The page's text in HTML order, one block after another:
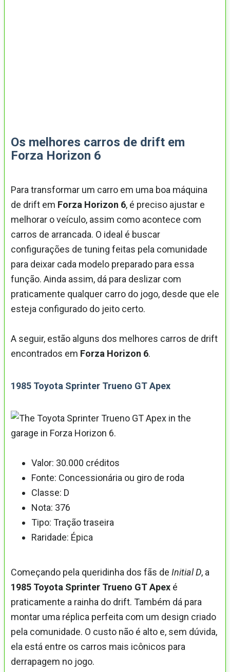
Os melhores carros de drift em
Forza Horizon 6
Para transformar um carro em uma boa máquina
de drift em Forza Horizon 6, é preciso ajustar e
melhorar o veículo, assim como acontece com
carros de arrancada. O ideal é buscar
configurações de tuning feitas pela comunidade
para deixar cada modelo preparado para essa
função. Ainda assim, dá para deslizar com
praticamente qualquer carro do jogo, desde que ele
esteja configurado do jeito certo.
A seguir, estão alguns dos melhores carros de drift
encontrados em Forza Horizon 6.
1985 Toyota Sprinter Trueno GT Apex
Valor: 30.000 créditos
Fonte: Concessionária ou giro de roda
Classe: D
Nota: 376
Tipo: Tração traseira
Raridade: Épica
Começando pela queridinha dos fãs de Initial D, a
1985 Toyota Sprinter Trueno GT Apex é
praticamente a rainha do drift. Também dá para
montar uma réplica perfeita com um design criado
pela comunidade. O custo não é alto e, sem dúvida,
ela está entre os carros mais icônicos para
derrapagem no jogo.